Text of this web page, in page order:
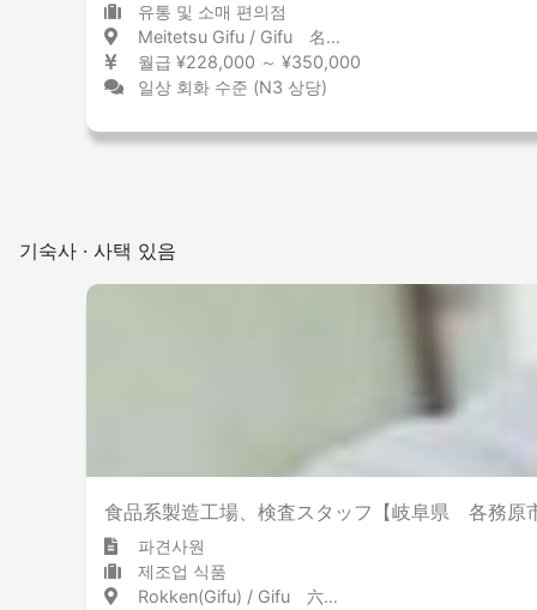
유통 및 소매 편의점
Meitetsu Gifu / Gifu 名鉄岐阜 / 岐阜県
월급 ¥228,000 ～ ¥350,000
일상 회화 수준 (N3 상당)
기숙사 · 사택 있음
食品系製造工場、検査スタッフ【岐阜県 各務原
파견사원
제조업 식품
Rokken(Gifu) / Gifu 六軒(岐阜) / 岐阜県